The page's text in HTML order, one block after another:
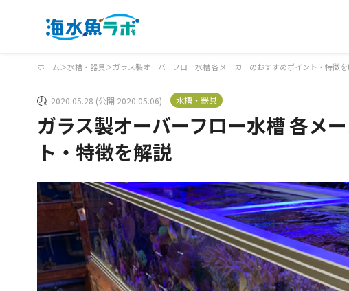
ホーム＞水槽・器具＞ガラス製オーバーフロー水槽 各メーカーのおすすめポイント・特徴を
2020.05.28 (公開 2020.05.06) 水槽・器具
ガラス製オーバーフロー水槽 各メ
ト・特徴を解説